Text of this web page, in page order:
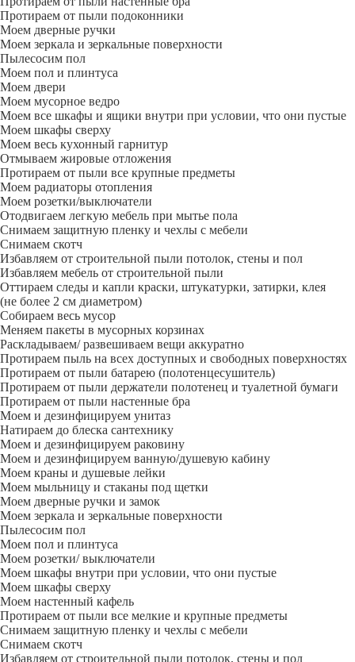
Протираем от пыли подоконники
Моем дверные ручки
Моем зеркала и зеркальные поверхности
Пылесосим пол
Моем пол и плинтуса
Моем двери
Моем мусорное ведро
Моем все шкафы и ящики внутри при условии, что они пустые
Моем шкафы сверху
Моем весь кухонный гарнитур
Отмываем жировые отложения
Протираем от пыли все крупные предметы
Моем радиаторы отопления
Моем розетки/выключатели
Отодвигаем легкую мебель при мытье пола
Снимаем защитную пленку и чехлы с мебели
Снимаем скотч
Избавляем от строительной пыли потолок, стены и пол
Избавляем мебель от строительной пыли
Оттираем следы и капли краски, штукатурки, затирки, клея
(не более 2 см диаметром)
Собираем весь мусор
Меняем пакеты в мусорных корзинах
Раскладываем/ развешиваем вещи аккуратно
Протираем пыль на всех доступных и свободных поверхностях
Протираем от пыли батарею (полотенцесушитель)
Протираем от пыли держатели полотенец и туалетной бумаги
Протираем от пыли настенные бра
Моем и дезинфицируем унитаз
Натираем до блеска сантехнику
Моем и дезинфицируем раковину
Моем и дезинфицируем ванную/душевую кабину
Моем краны и душевые лейки
Моем мыльницу и стаканы под щетки
Моем дверные ручки и замок
Моем зеркала и зеркальные поверхности
Пылесосим пол
Моем пол и плинтуса
Моем розетки/ выключатели
Моем шкафы внутри при условии, что они пустые
Моем шкафы сверху
Моем настенный кафель
Протираем от пыли все мелкие и крупные предметы
Снимаем защитную пленку и чехлы с мебели
Снимаем скотч
Избавляем от строительной пыли потолок, стены и пол